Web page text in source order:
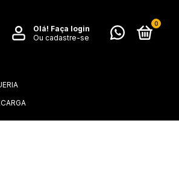
Olá! Faça login
Ou cadastre-se
0